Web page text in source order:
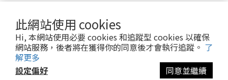
此網站使用 cookies
Hi, 本網站使用必要 cookies 和追蹤型 cookies 以確保
網站服務，後者將在獲得你的同意後才會執行追蹤。 了
解更多
設定偏好
同意並繼續